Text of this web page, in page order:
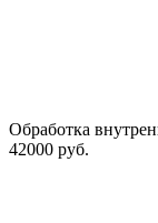
Обработка
42000 руб.